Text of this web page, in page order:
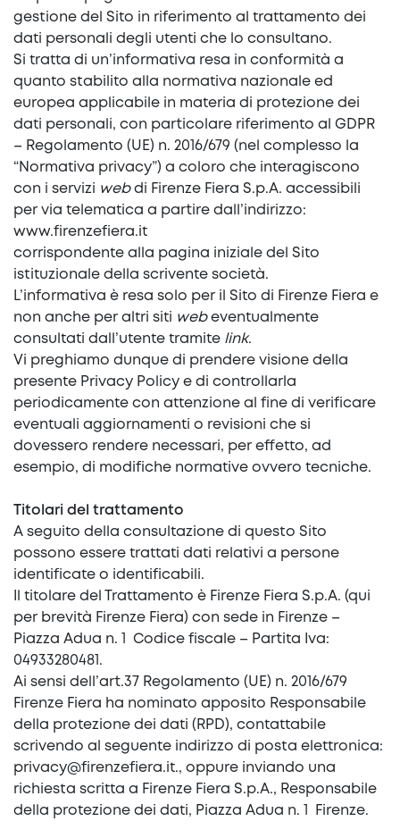
gestione del Sito in riferimento al trattamento dei
dati personali degli utenti che lo consultano.
Si tratta di un’informativa resa in conformità a
quanto stabilito alla normativa nazionale ed
europea applicabile in materia di protezione dei
dati personali, con particolare riferimento al GDPR
– Regolamento (UE) n. 2016/679 (nel complesso la
“Normativa privacy”) a coloro che interagiscono
con i servizi webdi Firenze Fiera S.p.A. accessibili
per via telematica a partire dall’indirizzo:
www.firenzefiera.it
corrispondente alla pagina iniziale del Sito
istituzionale della scrivente società.
L’informativa è resa solo per il Sito di Firenze Fiera e
non anche per altri siti webeventualmente
consultati dall’utente tramite link.
Vi preghiamo dunque di prendere visione della
presente Privacy Policy e di controllarla
periodicamente con attenzione al fine di verificare
eventuali aggiornamenti o revisioni che si
dovessero rendere necessari, per effetto, ad
esempio, di modifiche normative ovvero tecniche.
Titolari del trattamento
A seguito della consultazione di questo Sito
possono essere trattati dati relativi a persone
identificate o identificabili.
Il titolare del Trattamento è Firenze Fiera S.p.A. (qui
per brevità Firenze Fiera) con sede in Firenze –
Piazza Adua n. 1 Codice fiscale – Partita Iva:
04933280481.
Ai sensi dell’art.37 Regolamento (UE) n. 2016/679
Firenze Fiera ha nominato apposito Responsabile
della protezione dei dati (RPD), contattabile
scrivendo al seguente indirizzo di posta elettronica:
privacy@firenzefiera.it., oppure inviando una
richiesta scritta a Firenze Fiera S.p.A., Responsabile
della protezione dei dati, Piazza Adua n. 1 Firenze.